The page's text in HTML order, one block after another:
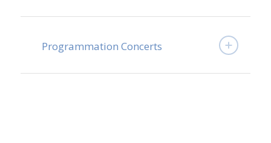
Programmation Concerts